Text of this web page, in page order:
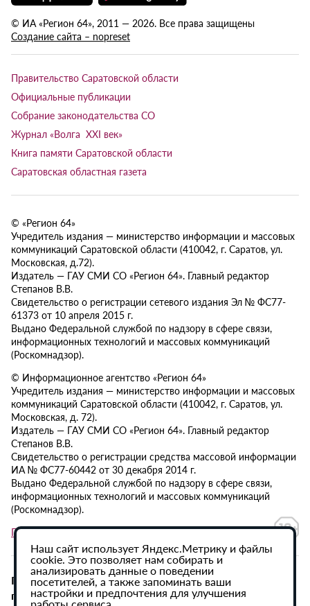
© ИА «Регион 64», 2011 — 2026. Все права защищены
Создание сайта – nopreset
Правительство Саратовской области
Официальные публикации
Собрание законодательства СО
Журнал «Волга XXI век»
Книга памяти Саратовской области
Саратовская областная газета
© «Регион 64»
Учредитель издания — министерство информации и массовых
коммуникаций Саратовской области (410042, г. Саратов, ул.
Московская, д.72).
Издатель — ГАУ СМИ СО «Регион 64». Главный редактор
Степанов В.В.
Свидетельство о регистрации сетевого издания Эл № ФС77-
61373 от 10 апреля 2015 г.
Выдано Федеральной службой по надзору в сфере связи,
информационных технологий и массовых коммуникаций
(Роскомнадзор).
© Информационное агентство «Регион 64»
Учредитель издания — министерство информации и массовых
коммуникаций Саратовской области (410042, г. Саратов, ул.
Московская, д. 72).
Издатель — ГАУ СМИ СО «Регион 64». Главный редактор
Степанов В.В.
Свидетельство о регистрации средства массовой информации
ИА № ФС77-60442 от 30 декабря 2014 г.
Выдано Федеральной службой по надзору в сфере связи,
информационных технологий и массовых коммуникаций
(Роскомнадзор).
Политика в отношении обработки персональных данных
При использовании материалов сайта активная
гиперссылка на ИА «Регион 64» обязательна.
Наш сайт использует Яндекс.Метрику и файлы
cookie. Это позволяет нам собирать и
анализировать данные о поведении
посетителей, а также запоминать ваши
настройки и предпочтения для улучшения